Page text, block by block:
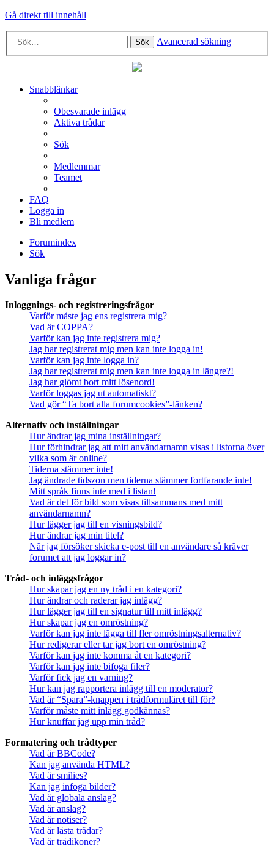
Gå direkt till innehåll
Sök Avancerad sökning
Snabblänkar
Obesvarade inlägg
Aktiva trådar
Sök
Medlemmar
Teamet
FAQ
Logga in
Bli medlem
Forumindex
Sök
Vanliga frågor
Inloggnings- och registreringsfrågor
Varför måste jag ens registrera mig?
Vad är COPPA?
Varför kan jag inte registrera mig?
Jag har registrerat mig men kan inte logga in!
Varför kan jag inte logga in?
Jag har registrerat mig men kan inte logga in längre?!
Jag har glömt bort mitt lösenord!
Varför loggas jag ut automatiskt?
Vad gör “Ta bort alla forumcookies”-länken?
Alternativ och inställningar
Hur ändrar jag mina inställningar?
Hur förhindrar jag att mitt användarnamn visas i listorna över
vilka som är online?
Tiderna stämmer inte!
Jag ändrade tidszon men tiderna stämmer fortfarande inte!
Mitt språk finns inte med i listan!
Vad är det för bild som visas tillsammans med mitt
användarnamn?
Hur lägger jag till en visningsbild?
Hur ändrar jag min titel?
När jag försöker skicka e-post till en användare så kräver
forumet att jag loggar in?
Tråd- och inläggsfrågor
Hur skapar jag en ny tråd i en kategori?
Hur ändrar och raderar jag inlägg?
Hur lägger jag till en signatur till mitt inlägg?
Hur skapar jag en omröstning?
Varför kan jag inte lägga till fler omröstningsalternativ?
Hur redigerar eller tar jag bort en omröstning?
Varför kan jag inte komma åt en kategori?
Varför kan jag inte bifoga filer?
Varför fick jag en varning?
Hur kan jag rapportera inlägg till en moderator?
Vad är “Spara”-knappen i trådformuläret till för?
Varför måste mitt inlägg godkännas?
Hur knuffar jag upp min tråd?
Formatering och trådtyper
Vad är BBCode?
Kan jag använda HTML?
Vad är smilies?
Kan jag infoga bilder?
Vad är globala anslag?
Vad är anslag?
Vad är notiser?
Vad är låsta trådar?
Vad är trådikoner?